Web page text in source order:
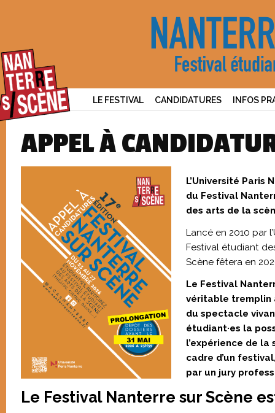
LE FESTIVAL CANDIDATURES INFOS
APPEL À
L’Université Paris
du Festival
des arts de la
Lancé en 2010 par
Festival étudiant
Scène fêtera en
Le Festival
véritable tremplin
du spectacle
étudiant·es la
l’expérience de
cadre d’un
par un jury
Le Festival Nanterre sur Scène